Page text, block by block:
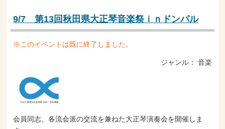
9/7 第13回秋田県大正琴音楽祭ｉｎドンパル
※このイベントは既に終了しました。
ジャンル： 音楽
会員同志、各流会派の交流を兼ねた大正琴演奏会を開催しま